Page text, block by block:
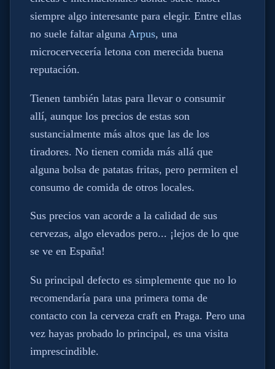
siempre algo interesante para elegir. Entre ellas
no suele faltar alguna Arpus, una
microcervecería letona con merecida buena
reputación.
Tienen también latas para llevar o consumir
allí, aunque los precios de estas son
sustancialmente más altos que las de los
tiradores. No tienen comida más allá que
alguna bolsa de patatas fritas, pero permiten el
consumo de comida de otros locales.
Sus precios van acorde a la calidad de sus
cervezas, algo elevados pero... ¡lejos de lo que
se ve en España!
Su principal defecto es simplemente que no lo
recomendaría para una primera toma de
contacto con la cerveza craft en Praga. Pero una
vez hayas probado lo principal, es una visita
imprescindible.